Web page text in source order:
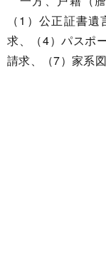
（1）公正証書
求、（4）パスポ
請求、（7）家系